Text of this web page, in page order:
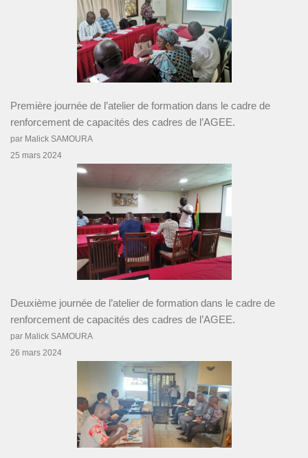
Première journée de l’atelier de formation dans le cadre de
renforcement de capacités des cadres de l’AGEE.
par Malick SAMOURA
25 mars 2024
Deuxième journée de l’atelier de formation dans le cadre de
renforcement de capacités des cadres de l’AGEE.
par Malick SAMOURA
26 mars 2024